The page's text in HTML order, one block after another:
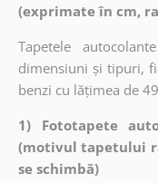
(exprimate în cm,
Tapetele
dimensiuni și tipuri,
benzi cu lățimea de
1) Fototapete
(motivul tapetului
se schimbă)